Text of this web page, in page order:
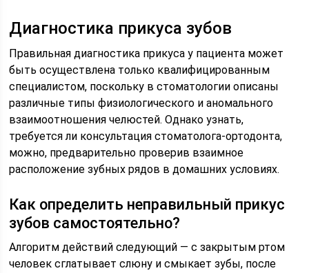
Диагностика прикуса зубов
Правильная диагностика прикуса у пациента может
быть осуществлена только квалифицированным
специалистом, поскольку в стоматологии описаны
различные типы физиологического и аномального
взаимоотношения челюстей. Однако узнать,
требуется ли консультация стоматолога-ортодонта,
можно, предварительно проверив взаимное
расположение зубных рядов в домашних условиях.
Как определить неправильный прикус
зубов самостоятельно?
Алгоритм действий следующий — с закрытым ртом
человек сглатывает слюну и смыкает зубы, после